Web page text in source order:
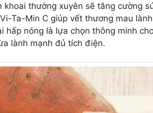
thường xuyên sẽ tăng cường
Ta-Min C giúp vết thương mau
hấp nóng là lựa chọn thông minh
lành mạnh đủ tích điện.